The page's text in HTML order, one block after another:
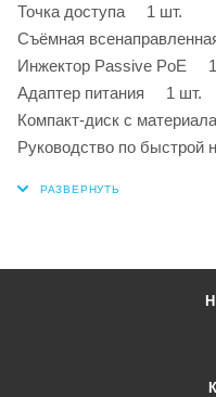
Точка доступа 1 шт.
Съёмная
Инжектор Passive PoE
Адаптер питания 1 шт.
Компакт-диск с
Руководство по